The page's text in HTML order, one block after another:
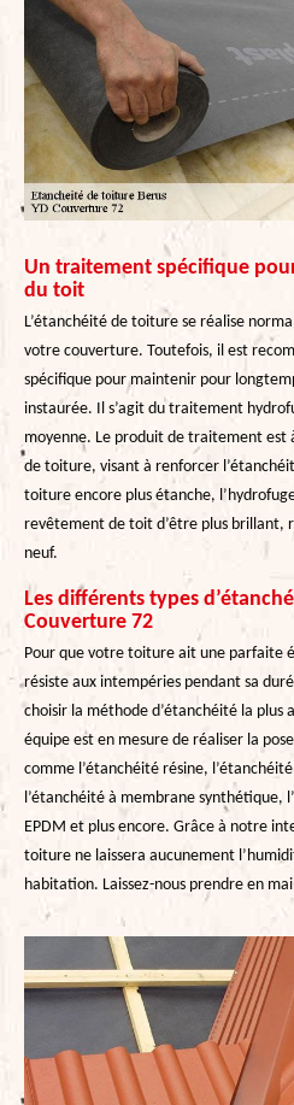
Un traitement spécifique
du toit
L’étanchéité de toiture se réalise
votre couverture. Toutefois, il est
spécifique pour maintenir pour
instaurée. Il s’agit du traitement
moyenne. Le produit de traitement est
de toiture, visant à renforcer
toiture encore plus étanche,
revêtement de toit d’être plus brillant,
neuf.
Les différents types
Couverture 72
Pour que votre toiture ait une parfaite
résiste aux intempéries pendant sa
choisir la méthode d’étanchéité la plus
équipe est en mesure de réaliser la
comme l’étanchéité résine,
l’étanchéité à membrane synthétique,
EPDM et plus encore. Grâce à notre
toiture ne laissera aucunement
habitation. Laissez-nous prendre en